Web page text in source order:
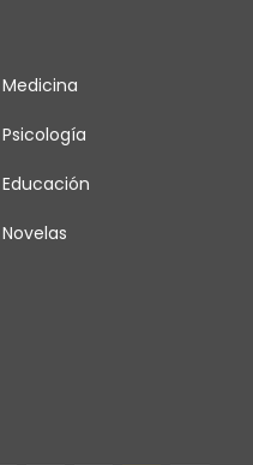
Medicina
Psicología
Educación
Novelas